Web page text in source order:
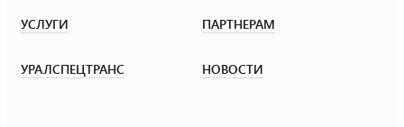
УСЛУГИ ПАРТНЕРАМ
УРАЛСПЕЦТРАНС НОВОСТИ